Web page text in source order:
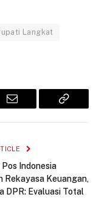
Langkat
Email
Copy
Pos Indonesia
Rekayasa Keuangan,
DPR: Evaluasi Total